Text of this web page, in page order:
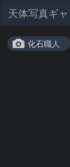
天体写真ギ
化石職人